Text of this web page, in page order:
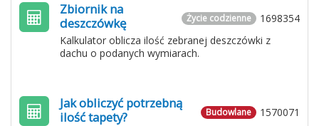
1698354
Życie codzienne
Zbiornik na
deszczówkę
Kalkulator oblicza ilość zebranej deszczówki z
dachu o podanych wymiarach.
1570071
Budowlane
Jak obliczyć potrzebną
ilość tapety?